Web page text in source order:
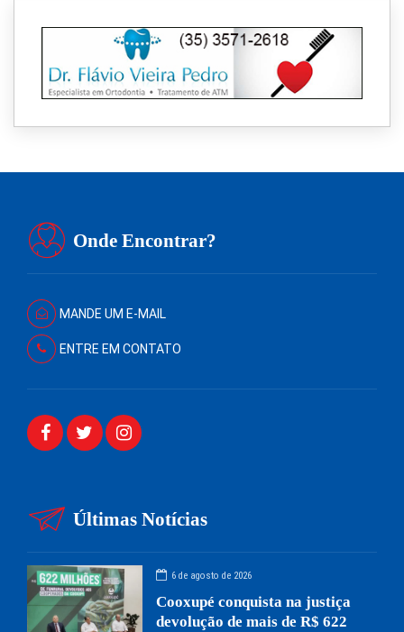
Onde Encontrar?
MANDE UM E-MAIL
ENTRE EM CONTATO
Últimas Notícias
6 de agosto de 2026
Cooxupé conquista na justiça
devolução de mais de R$ 622